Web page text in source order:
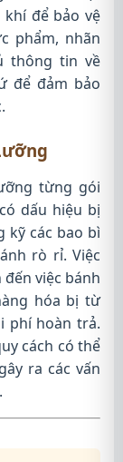
để bảo vệ
phẩm, nhãn
thông tin về
để đảm bảo
từng gói
dấu hiệu bị
kỹ các bao bì
rò rỉ. Việc
việc bánh
hóa bị từ
phí hoàn trả.
cách có thể
ra các vấn